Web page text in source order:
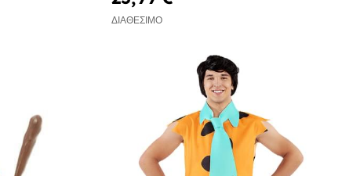
ΔΙΑΘΈΣΙΜΟ